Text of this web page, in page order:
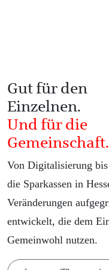
Gut für den
Einzelnen.
Und für die
Gemeinschaft.
Von Digitalisierung
die Sparkassen in
Veränderungen
entwickelt, die dem
Gemeinwohl nutzen.